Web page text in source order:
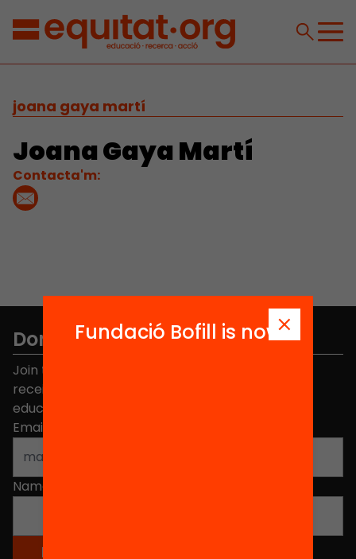
joana gaya martí
Joana Gaya Martí
Contacta'm:
Don't miss anything.
Join the more than 40,000 people who already
receive news about initiatives and projects for
educational change in Catalonia.
Email address
Name
Fundació Bofill is now